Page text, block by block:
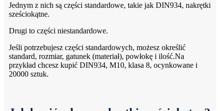
Jednym z nich są części standardowe, takie jak DIN934, nakrętki
sześciokątne.
Drugi to części niestandardowe.
Jeśli potrzebujesz części standardowych, możesz określić
standard, rozmiar, gatunek (materiał), powłokę i ilość.Na
przykład chcesz kupić DIN934, M10, klasa 8, ocynkowane i
20000 sztuk.